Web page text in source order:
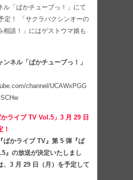
ル「ぱかチューブっ！」にて
定！ 「サクラバクシンオーの
相談！」にはゲストウマ娘も
ンネル「ぱかチューブっ！」
channel/UCAWxPGG
ライブ TV Vol.5」3 月 29 日
！
ぱかライブ TV』第 5 弾『ぱ
』の放送が決定いたしまし
、3 月 29 日（月）を予定して